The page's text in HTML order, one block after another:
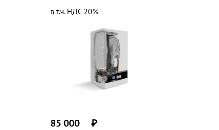
85 000 ₽
в т.ч. НДС 20%